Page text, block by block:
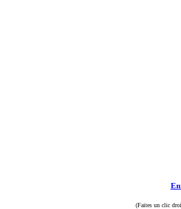
(Faites un clic